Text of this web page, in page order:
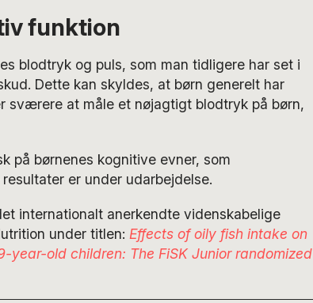
funktion
blodtryk og puls, som man tidligere har set i
Dette kan skyldes, at børn generelt har
sværere at måle et nøjagtigt blodtryk på børn,
på børnenes kognitive evner, som
er under udarbejdelse.
internationalt anerkendte videnskabelige
under titlen: Effects of oily fish intake on
old children: The FiSK Junior randomized